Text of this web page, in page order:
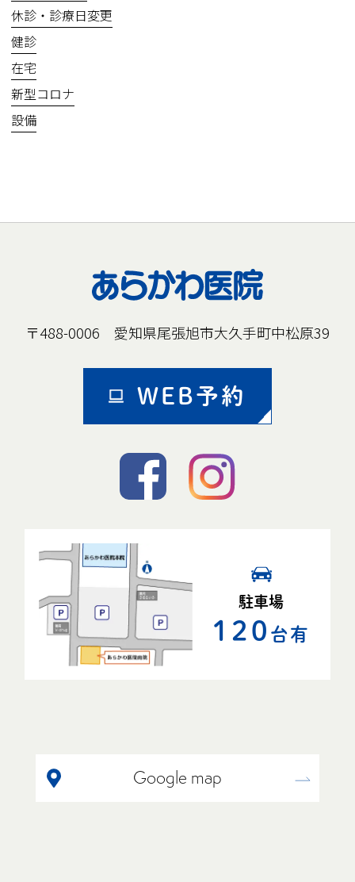
休診・診療日変更
健診
在宅
新型コロナ
設備
〒488-0006 愛知県尾張旭市大久手町中松原39
WEB予約
駐車場
120 台有
Google map